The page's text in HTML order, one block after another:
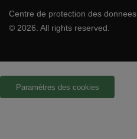
Centre de protection des donnees
© 2026. All rights reserved.
Paramètres des cookies